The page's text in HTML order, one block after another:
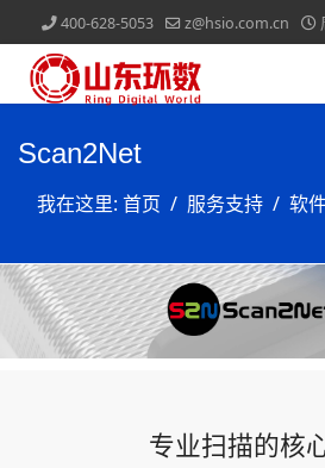
400-628-5053 z@hsio.com.cn
Scan2Net
我在这里: 首页 服务支持 软
专业扫描的核